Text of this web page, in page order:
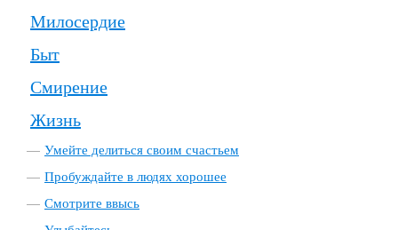
Милосердие
Быт
Смирение
Жизнь
Умейте делиться своим счастьем
Пробуждайте в людях хорошее
Смотрите ввысь